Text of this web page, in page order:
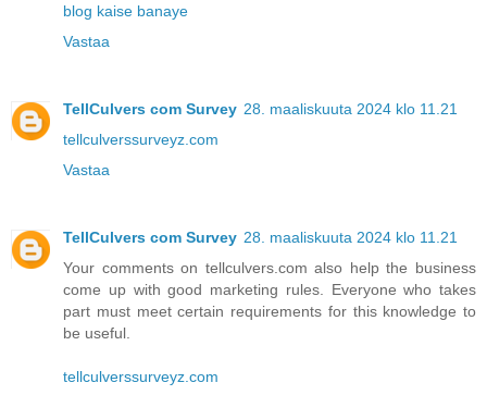
blog kaise banaye
Vastaa
TellCulvers com Survey 28. maaliskuuta 2024 klo 11.21
tellculverssurveyz.com
Vastaa
TellCulvers com Survey 28. maaliskuuta 2024 klo 11.21
Your comments on tellculvers.com also help the business
come up with good marketing rules. Everyone who takes
part must meet certain requirements for this knowledge to
be useful.
tellculverssurveyz.com